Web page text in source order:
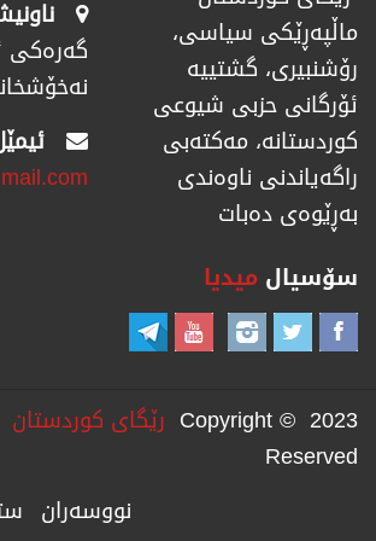
ماڵپەڕێكی سیاسی،
رۆشنبیری، گشتییە
ئۆرگانی حزبی شیوعی
كوردستانە، مەكتەبی
راگەیاندنی ناوەندی
بەڕێوەی دەبات
گەرەکی
سۆسیال میدیا
Copyright © 2023 رێگای كوردستان
Reserved
نووسەران